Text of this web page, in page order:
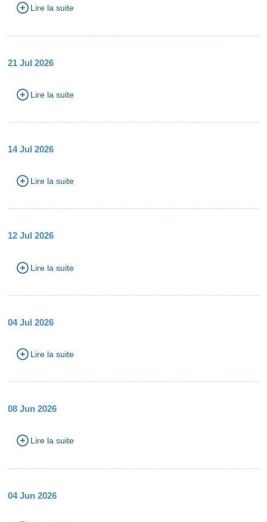
Lire la suite
21 Jul 2026
Lire la suite
14 Jul 2026
Lire la suite
12 Jul 2026
Lire la suite
04 Jul 2026
Lire la suite
08 Jun 2026
Lire la suite
04 Jun 2026